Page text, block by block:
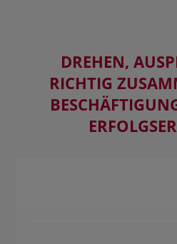
DREHEN,
RICHTIG